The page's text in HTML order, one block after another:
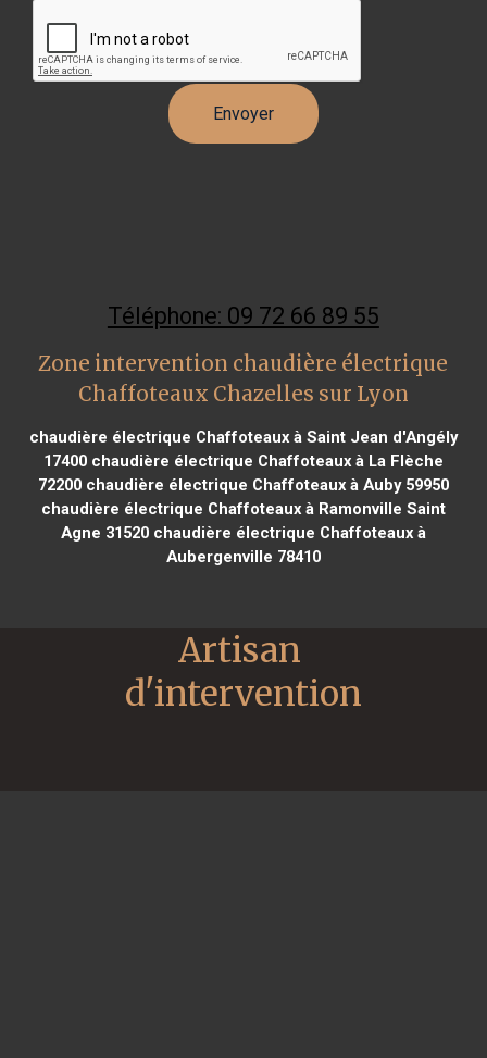
Téléphone: 09 72 66 89 55
Zone intervention chaudière électrique
Chaffoteaux Chazelles sur Lyon
chaudière électrique Chaffoteaux à Saint Jean d'Angély
17400chaudière électrique Chaffoteaux à La Flèche
72200chaudière électrique Chaffoteaux à Auby 59950
chaudière électrique Chaffoteaux à Ramonville Saint
Agne 31520chaudière électrique Chaffoteaux à
Aubergenville 78410
Artisan
d'intervention